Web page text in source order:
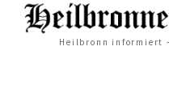
Heilbronn informiert